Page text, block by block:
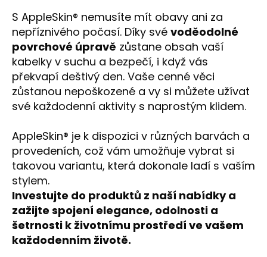
S AppleSkin® nemusíte mít obavy ani za
nepříznivého počasí. Díky své voděodolné
povrchové úpravě zůstane obsah vaší
kabelky v suchu a bezpečí, i když vás
překvapí deštivý den. Vaše cenné věci
zůstanou nepoškozené a vy si můžete užívat
své každodenní aktivity s naprostým klidem.
AppleSkin® je k dispozici v různých barvách a
provedeních, což vám umožňuje vybrat si
takovou variantu, která dokonale ladí s vaším
stylem.
Investujte do produktů z naší nabídky a
zažijte spojení elegance, odolnosti a
šetrnosti k životnímu prostředí ve vašem
každodenním životě.